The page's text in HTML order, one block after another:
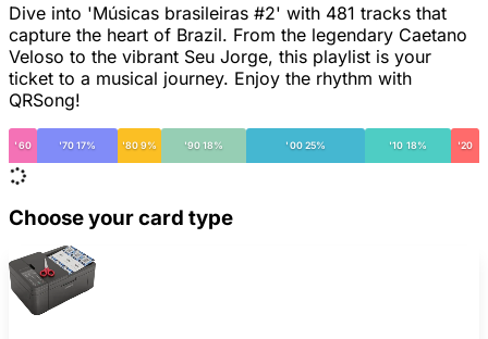
Dive into 'Músicas brasileiras #2' with 481 tracks that
capture the heart of Brazil. From the legendary Caetano
Veloso to the vibrant Seu Jorge, this playlist is your
ticket to a musical journey. Enjoy the rhythm with
QRSong!
'60 '70 17% '80 9% '90 18% '00 25% '10 18% '20
Choose your card type